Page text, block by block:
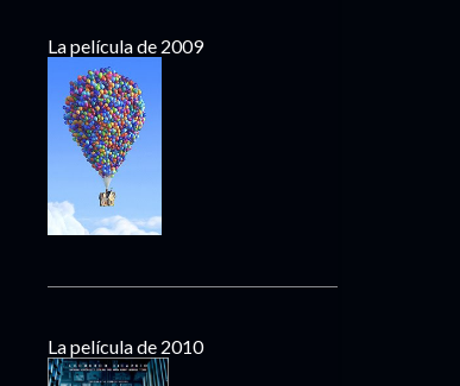
La película de 2009
La película de 2010